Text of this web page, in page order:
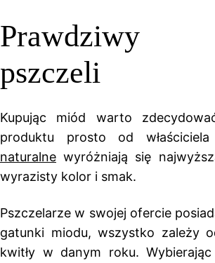
pszczeli
Kupując miód warto
produktu prosto od
naturalne wyróżniają się
wyrazisty kolor i smak.
Pszczelarze w swojej ofercie
gatunki miodu, wszystko zależy
kwitły w danym roku.